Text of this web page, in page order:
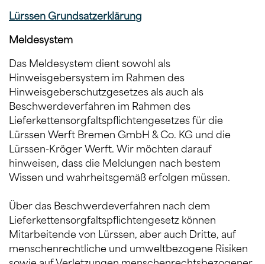
Lürssen Grundsatzerklärung
Meldesystem
Das Meldesystem dient sowohl als
Hinweisgebersystem im Rahmen des
Hinweisgeberschutzgesetzes als auch als
Beschwerdeverfahren im Rahmen des
Lieferkettensorgfaltspflichtengesetzes für die
Lürssen Werft Bremen GmbH & Co. KG und die
Lürssen-Kröger Werft. Wir möchten darauf
hinweisen, dass die Meldungen nach bestem
Wissen und wahrheitsgemäß erfolgen müssen.
Über das Beschwerdeverfahren nach dem
Lieferkettensorgfaltspflichtengesetz können
Mitarbeitende von Lürssen, aber auch Dritte, auf
menschenrechtliche und umweltbezogene Risiken